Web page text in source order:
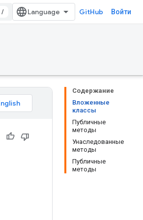
/ GitHub Войти
Содержание
Вложенные
классы
Публичные
методы
Унаследованные
методы
Публичные
методы